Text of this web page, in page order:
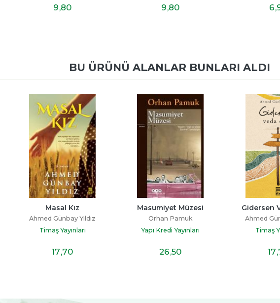
9,80 9,80 6
BU ÜRÜNÜ ALANLAR BUNLARI ALDI
Masal Kız
Ahmed Günbay Yıldız
Timaş Yayınları
17,70
Masumiyet Müzesi
Orhan Pamuk
Yapı Kredi Yayınları
26,50
Gidersen
Ahmed
Timaş
17